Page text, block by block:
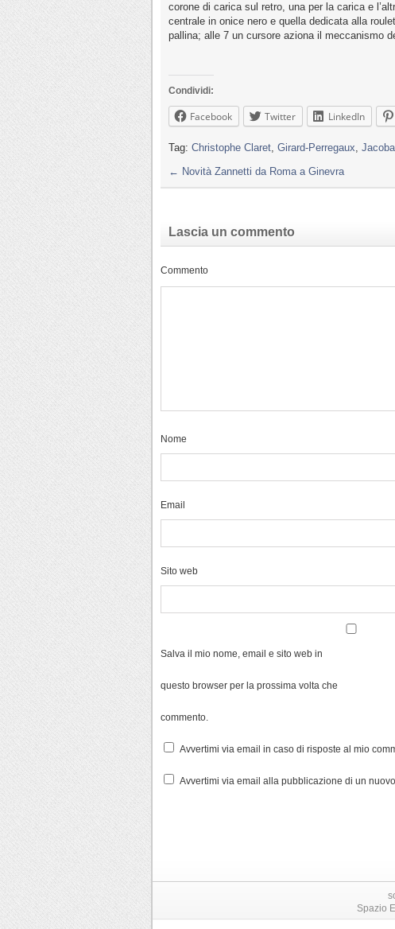
corone di carica sul retro, una per la carica e
centrale in onice nero e quella dedicata alla
pallina; alle 7 un cursore aziona il meccanismo
Condividi:
Facebook Twitter LinkedIn
Tag: Christophe Claret, Girard-Perregaux,
← Novità Zannetti da Roma a Ginevra
Lascia un commento
Commento
Nome
Email
Sito web
Salva il mio nome, email e sito web in
questo browser per la prossima volta che
commento.
Avvertimi via email in caso di risposte al mio
Avvertimi via email alla pubblicazione di un
Spazio